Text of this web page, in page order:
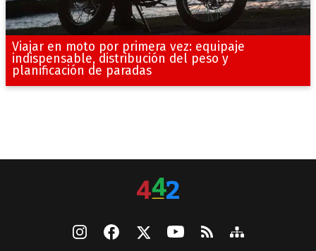
Viajar en moto por primera vez: equipaje
indispensable, distribución del peso y
planificación de paradas